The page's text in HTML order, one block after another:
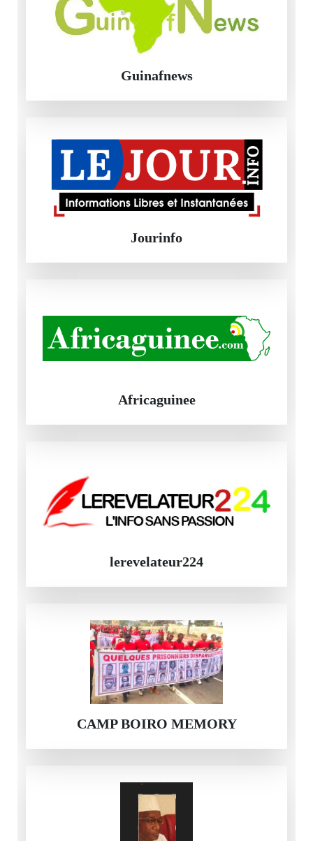
Guinafnews
Jourinfo
Africaguinee
lerevelateur224
CAMP BOIRO MEMORY